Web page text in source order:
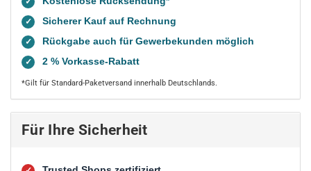
✓ Sicherer Kauf auf Rechnung
✓ Rückgabe auch für Gewerbekunden möglich
✓ 2 % Vorkasse-Rabatt
*Gilt für Standard-Paketversand innerhalb Deutschlands.
Für Ihre Sicherheit